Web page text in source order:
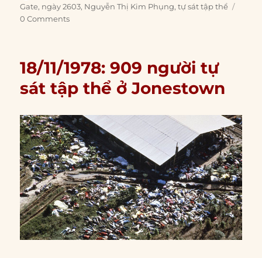
on
Gate, ngày 2603, Nguyễn Thị Kim Phụng,tự sát tập thể
0 Comments
18/11/1978: 909 người tự
sát tập thể ở Jonestown